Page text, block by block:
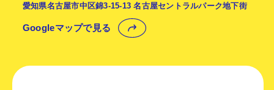
愛知県名古屋市中区錦3-15-13 名古屋セントラルパーク地下街
Googleマップで見る